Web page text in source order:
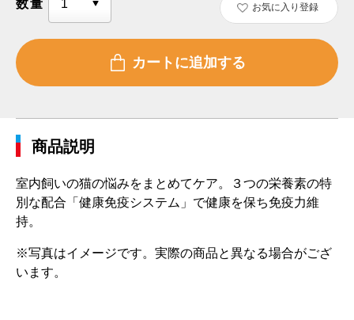
数量 お気に入り登録
商品説明
室内飼いの猫の悩みをまとめてケア。３つの栄養素の特
別な配合「健康免疫システム」で健康を保ち免疫力維
持。
※写真はイメージです。実際の商品と異なる場合がござ
います。